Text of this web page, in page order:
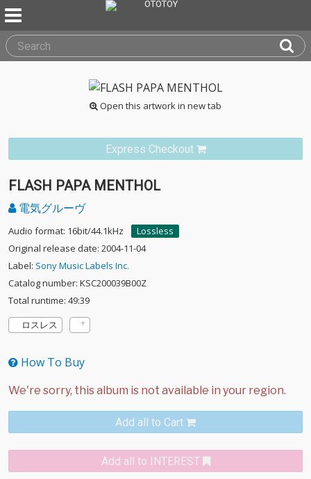
Open this artwork in new tab
Express Checkout
FLASH PAPA MENTHOL
電気グルーヴ
Audio format: 16bit/44.1kHz
Lossless
Original release date: 2004-11-04
Label: Sony Music Labels Inc.
Catalog number: KSC200039B00Z
Total runtime: 49:39
ロスレス
How To Buy
Add all to Cart
Add all to INTEREST